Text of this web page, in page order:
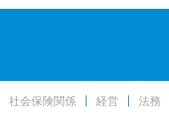
社会保険関係 経営 法務